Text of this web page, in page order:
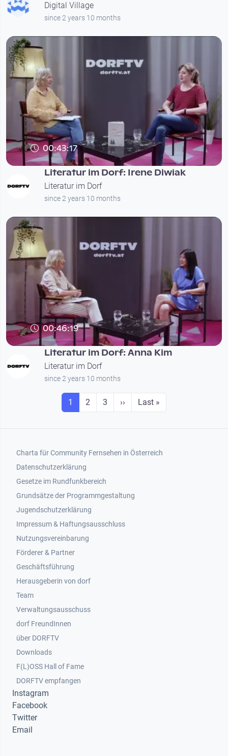
Digital Village
since 2 years 10 months
00:43:17
Literatur im Dorf: Irene Diwiak
Literatur im Dorf
since 2 years 10 months
00:46:19
Literatur im Dorf: Anna Kim
Literatur im Dorf
since 2 years 10 months
Seitennummerierung
Seite
1 Seite
2 Seite
3 Next page
›› Last page
Last »
Footer 1
Charta für Community Fernsehen in Österreich
Datenschutzerklärung
Gesetze im Rundfunkbereich
Grundsätze der Programmgestaltung
Jugendschutzerklärung
Impressum & Haftungsausschluss
Nutzungsvereinbarung
Footer 2
Förderer & Partner
Geschäftsführung
Herausgeberin von dorf
Team
Verwaltungsausschuss
dorf FreundInnen
Footer 3
über DORFTV
Downloads
F(L)OSS Hall of Fame
Footer 4
DORFTV empfangen
Instagram
Facebook
Twitter
Email